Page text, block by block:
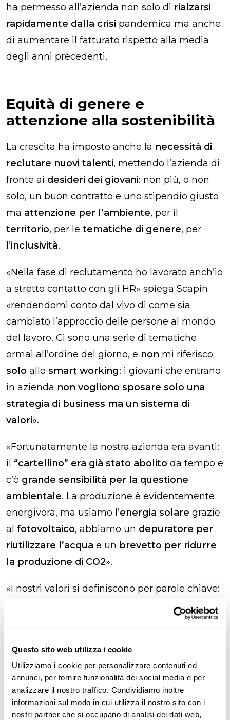
Questo sito web utilizza i cookie
Utilizziamo i cookie per personalizzare contenuti ed
annunci, per fornire funzionalità dei social media e per
analizzare il nostro traffico. Condividiamo inoltre
informazioni sul modo in cui utilizza il nostro sito con i
nostri partner che si occupano di analisi dei dati web,
ha permesso all’azienda non solo di rialzarsi
rapidamente dalla crisi pandemica ma anche
di aumentare il fatturato rispetto alla media
degli anni precedenti.
Equità di genere e
attenzione alla sostenibilità
La crescita ha imposto anche la necessità di
reclutare nuovi talenti, mettendo l’azienda di
fronte ai desideri dei giovani: non più, o non
solo, un buon contratto e uno stipendio giusto
ma attenzione per l’ambiente, per il
territorio, per le tematiche di genere, per
l’inclusività.
«Nella fase di reclutamento ho lavorato anch’io
a stretto contatto con gli HR» spiega Scapin
«rendendomi conto dal vivo di come sia
cambiato l’approccio delle persone al mondo
del lavoro. Ci sono una serie di tematiche
ormai all’ordine del giorno, e non mi riferisco
solo allo smart working: i giovani che entrano
in azienda non vogliono sposare solo una
strategia di business ma un sistema di
valori».
«Fortunatamente la nostra azienda era avanti:
il “cartellino” era già stato abolito da tempo e
c’è grande sensibilità per la questione
ambientale. La produzione è evidentemente
energivora, ma usiamo l’energia solare grazie
al fotovoltaico, abbiamo un depuratore per
riutilizzare l’acqua e un brevetto per ridurre
la produzione di CO2».
«I nostri valori si definiscono per parole chiave:
integrità, appartenenza, competenze,
ascolto, passione, creatività, ambiente e
nella sfera personale, non legata al core
business dell’azienda.
Spendo una parola in più per la sicurezza, da
molti ancora trascurata. Per noi è